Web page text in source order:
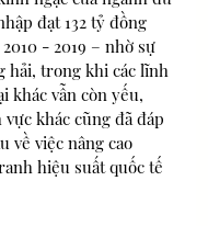
đạt 132 tỷ đồng
- 2019 – nhờ sự
hải, trong khi các lĩnh
khác vẫn còn yếu,
khác cũng đã đáp
về việc nâng cao
hiệu suất quốc tế